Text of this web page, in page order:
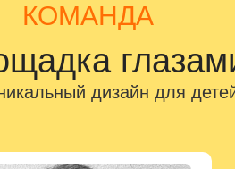
КОМАНДА
дизайн для